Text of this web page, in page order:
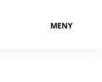
MENY